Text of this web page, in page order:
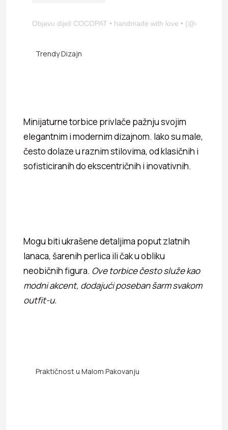
Objavu dijeli COCOPAT • handmade with love •
Trendy Dizajn
Minijaturne torbice privlače pažnju svojim
elegantnim i modernim dizajnom. Iako su male,
često dolaze u raznim stilovima, od klasičnih i
sofisticiranih do ekscentričnih i inovativnih.
Mogu biti ukrašene detaljima poput zlatnih
lanaca, šarenih perlica ili čak u obliku
neobičnih figura. Ove torbice često služe kao
modni akcent, dodajući poseban šarm svakom
outfit-u.
Praktičnost u Malom Pakovanju